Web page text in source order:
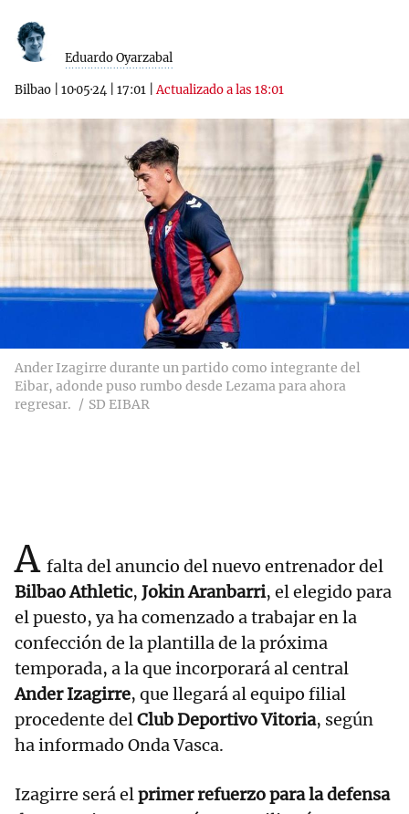
Eduardo Oyarzabal
Bilbao 10·05·24 17:01 |Actualizado a las 18:01
Ander Izagirre durante un partido como integrante del
Eibar, adonde puso rumbo desde Lezama para ahora
regresar.
SD EIBAR
A falta del anuncio del nuevo entrenador del
Bilbao Athletic, Jokin Aranbarri, el elegido para
el puesto, ya ha comenzado a trabajar en la
confección de la plantilla de la próxima
temporada, a la que incorporará al central
Ander Izagirre, que llegará al equipo filial
procedente delClub Deportivo Vitoria, según
ha informado Onda Vasca.
Izagirre será elprimer refuerzo para la defensa